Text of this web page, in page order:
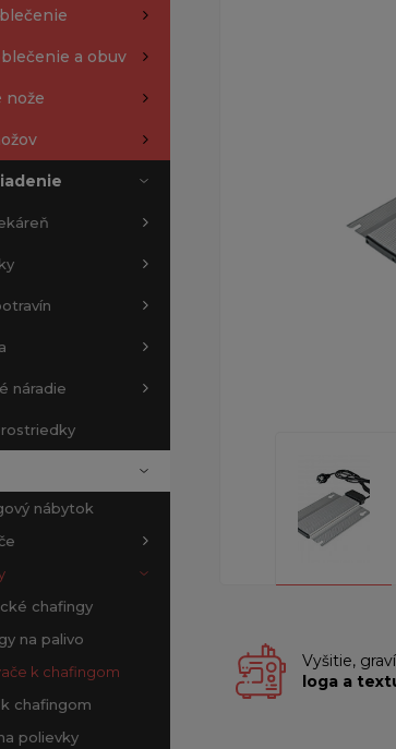
a obuv
nože
náradie
nábytok
chafingy
na palivo
k chafingom
k chafingom
polievky
Vyšitie,
loga a